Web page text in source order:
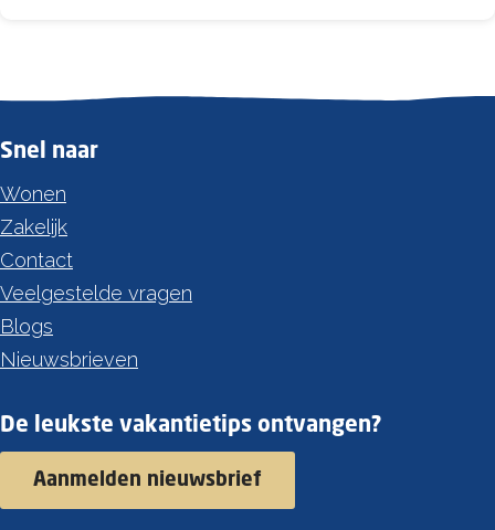
n
Z
e
e
l
a
n
d
e
o
u
t
e
n
P
a
d
Snel naar
Wonen
Zakelijk
Contact
Veelgestelde vragen
Blogs
Nieuwsbrieven
De leukste vakantietips ontvangen?
Aanmelden nieuwsbrief